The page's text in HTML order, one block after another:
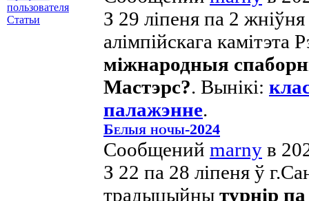
пользователя
Статьи
З 29 ліпеня па 2
алімпійскага камітэта
міжнародныя
Мастэрс?. Вынікі:
палажэнне.
Белыя ночы-2024
Сообщений marny в
З 22 па 28 ліпеня ў
традыцыйны турнір